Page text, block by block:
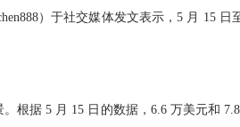
）于社交媒体发文表示，5 月 15
根据 5 月 15 日的数据，6.6 万美元和